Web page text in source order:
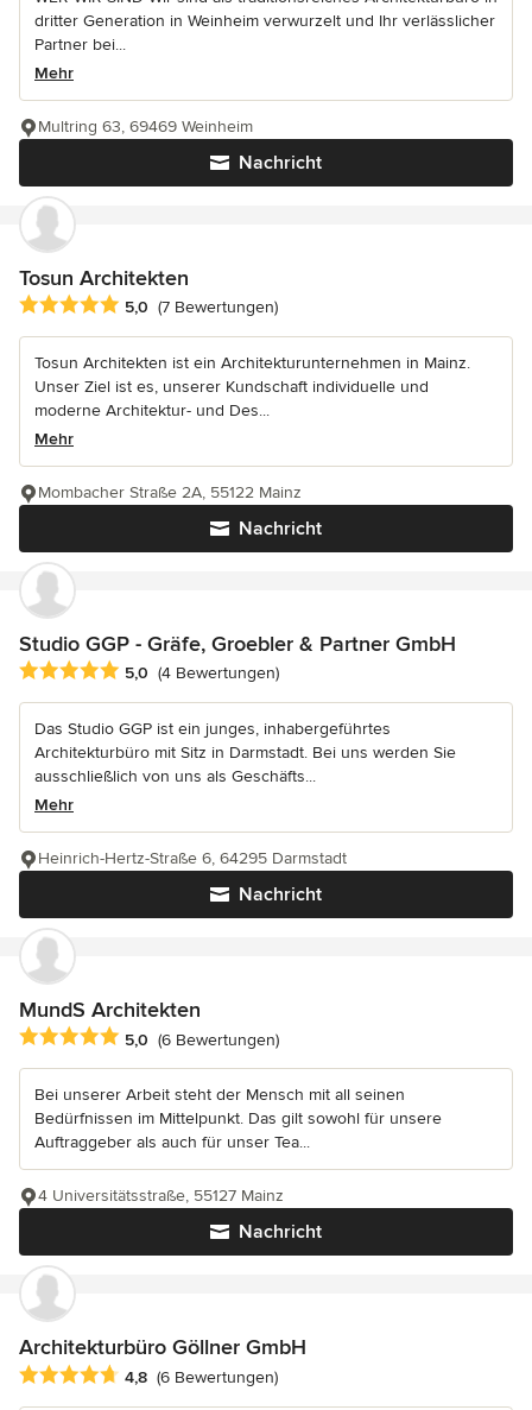
dritter Generation in Weinheim verwurzelt und Ihr verlässlicher
Partner bei...
Mehr
Nachricht
Multring 63, 69469 Weinheim
Tosun Architekten
Durchschnittliche Bewertung: 5 von 5 Sternen
5,0 (7 Bewertungen)
Tosun Architekten ist ein Architekturunternehmen in Mainz.
Unser Ziel ist es, unserer Kundschaft individuelle und
moderne Architektur- und Des...
Mehr
Nachricht
Mombacher Straße 2A, 55122 Mainz
Studio GGP - Gräfe, Groebler & Partner GmbH
Durchschnittliche Bewertung: 5 von 5 Sternen
5,0 (4 Bewertungen)
Das Studio GGP ist ein junges, inhabergeführtes
Architekturbüro mit Sitz in Darmstadt. Bei uns werden Sie
ausschließlich von uns als Geschäfts...
Mehr
Nachricht
Heinrich-Hertz-Straße 6, 64295 Darmstadt
MundS Architekten
Durchschnittliche Bewertung: 5 von 5 Sternen
5,0 (6 Bewertungen)
Bei unserer Arbeit steht der Mensch mit all seinen
Bedürfnissen im Mittelpunkt. Das gilt sowohl für unsere
Auftraggeber als auch für unser Tea...
Nachricht
4 Universitätsstraße, 55127 Mainz
Architekturbüro Göllner GmbH
Durchschnittliche Bewertung: 4.8 von 5 Sternen
4,8 (6 Bewertungen)